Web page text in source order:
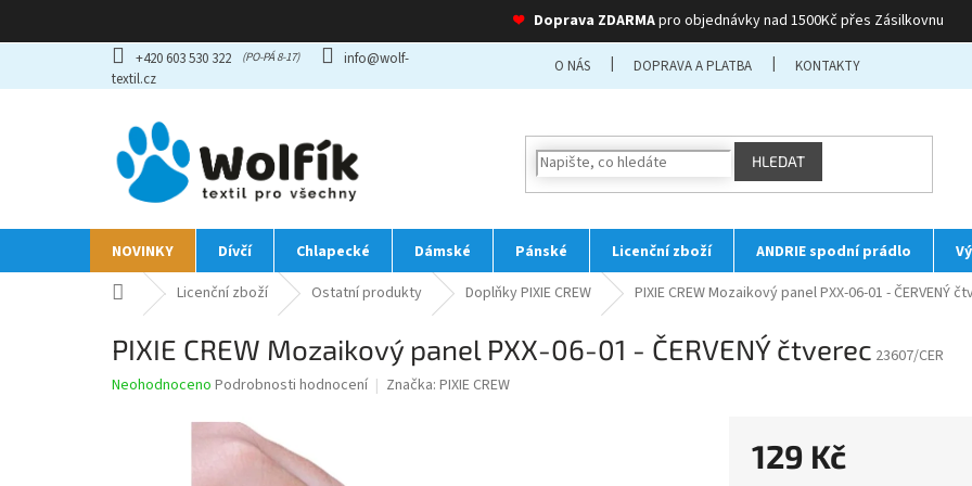
❤ Doprava ZDARMApro objednávky nad 1500Kč přes Zásilkovnu
obsah
+420 603 530 322
info@wolf-
textil.cz
O NÁS DOPRAVA A PLATBA KONTAKTY
HLEDAT
NOVINKY Dívčí Chlapecké Dámské Pánské Licenční zboží ANDRIE spodní prádlo
Domů Licenční zboží Ostatní produkty Doplňky PIXIE CREW PIXIE CREW Mozaikový panel PXX-06-01 - ČERVENÝ
PIXIE CREW Mozaikový panel PXX-06-01 - ČERVENÝ čtverec 23607/CER
Průměrné
Neohodnoceno Podrobnosti hodnocení Značka: PIXIE CREW
129 Kč